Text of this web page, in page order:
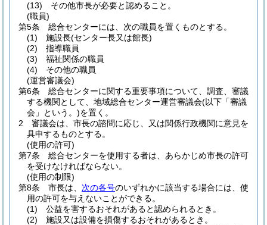
(13)
その他市長が必要と認めること。
(職員)
第5条
総合センターには、次の職員を置くものとする。
(1)
施設長(センター長又は館長)
(2)
指導職員
(3)
福祉関係の職員
(4)
その他の職員
(運営審議会)
第6条
総合センターに関する重要事項について、調査、審議
する機関として、地域総合センター運営審議会(以下「審議
会」という。)を置く。
2
審議会は、市長の諮問に応じ、又は関係行政機関に意見を
具申するものとする。
(使用の許可)
第7条
総合センターを使用する者は、あらかじめ市長の許可
を受けなければならない。
(使用の制限)
第8条
市長は、 次の各号のいずれかに該当する場合には、使
用の許可を与えないことができる。
(1)
公益を害するおそれがあると認められるとき。
(2)
施設又は設備を損傷するおそれがあるとき。